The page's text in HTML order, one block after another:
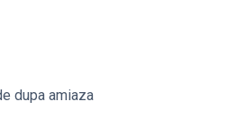
dupa amiaza